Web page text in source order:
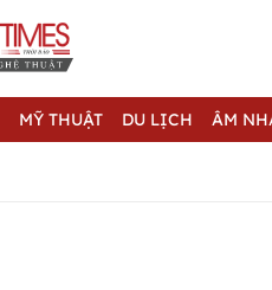
MỸ THUẬT DU LỊCH ÂM